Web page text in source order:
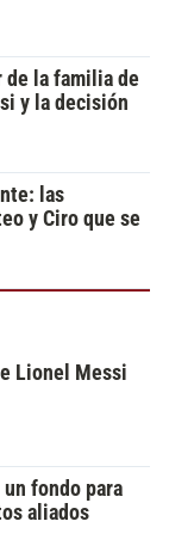
de la familia de
y la decisión
las
y Ciro que se
Lionel Messi
fondo para
aliados